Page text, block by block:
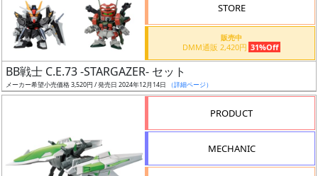
割
引
STORE
販売中
DMM通販 2,420円 31%Off
BB戦士 C.E.73 -STARGAZER- セット
メーカー希望小売価格 3,520円 / 発売日 2024年12月14日 （詳細ページ）
PRODUCT
MECHANIC